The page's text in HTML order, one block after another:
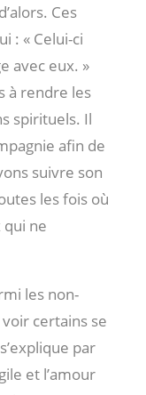
Ces
: « Celui-ci
avec eux. »
à rendre les
spirituels. Il
afin de
suivre son
les fois où
qui ne
les non-
certains se
par
et l’amour